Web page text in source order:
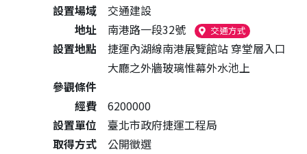
設置場域
交通建設
地址
南港路一段32號 交通方式（另開新視窗）
設置地點
捷運內湖線南港展覽館站 穿堂層入口
大廳之外牆玻璃惟幕外水池上
參觀條件
經費
6200000
設置單位
臺北市政府捷運工程局
取得方式
公開徵選